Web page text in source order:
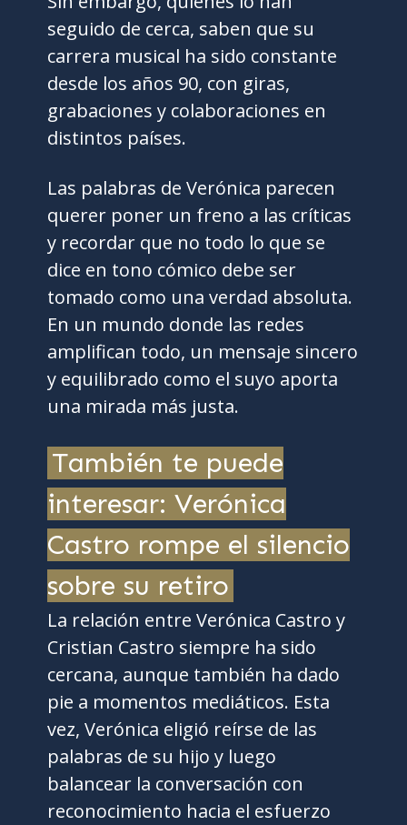
seguido de cerca, saben que su
carrera musical ha sido constante
desde los años 90, con giras,
grabaciones y colaboraciones en
distintos países.
Las palabras de Verónica parecen
querer poner un freno a las críticas
y recordar que no todo lo que se
dice en tono cómico debe ser
tomado como una verdad absoluta.
En un mundo donde las redes
amplifican todo, un mensaje sincero
y equilibrado como el suyo aporta
una mirada más justa.
También te puede
interesar: Verónica
Castro rompe el silencio
sobre su retiro
La relación entre Verónica Castro y
Cristian Castro siempre ha sido
cercana, aunque también ha dado
pie a momentos mediáticos. Esta
vez, Verónica eligió reírse de las
palabras de su hijo y luego
balancear la conversación con
reconocimiento hacia el esfuerzo